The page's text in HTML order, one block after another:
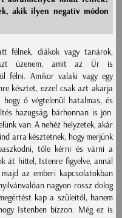
akik ilyen negatív módon
félnek, diákok vagy tanárok,
azt üzenem, amit az Úr is
félni. Amikor valaki vagy egy
késztet, ezzel csak azt akarja
ő végtelenül hatalmas, és
hazugság, bárhonnan is jön.
van. A nehéz helyzetek, akár
arra késztetnek, hogy merjünk
tőle kérni és várni a
át hittel, Istenre figyelve, annál
az emberi kapcsolatokban
nagyon rossz dolog
kap a szüleitől, hanem
Istenben bízzon. Még ez is